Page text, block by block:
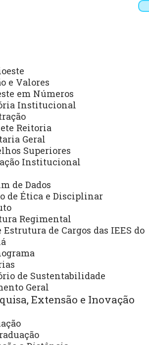
Sistemas
Telefones
Virtual
Campus
e Valores
em Números
Institucional
Reitoria
Geral
Superiores
Institucional
de Dados
de Ética e Disciplinar
Regimental
Estrutura de Cargos das IEES do
de Sustentabilidade
Geral
Extensão e Inovação
e Informações
Ambientais,
Sustentabilidade –
Sociais Aplicadas - CCSA/Toledo
e competências:
da SEIPAAS estão concentradas
informações e pesquisas em meio